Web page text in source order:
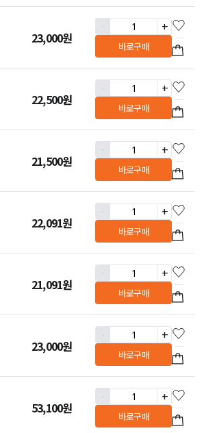
23,000원
+
바로구매
22,500원
+
바로구매
21,500원
+
바로구매
22,091원
+
바로구매
21,091원
+
바로구매
23,000원
+
바로구매
53,100원
+
바로구매